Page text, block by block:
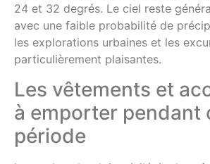
24 et 32 degrés. Le ciel reste
avec une faible probabilité de
les explorations urbaines et les
particulièrement plaisantes.
Les vêtements et
à emporter pendant
période